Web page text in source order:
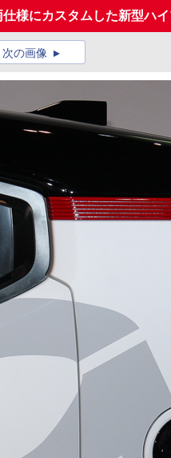
様にカスタムした新型ハイ
次の画像